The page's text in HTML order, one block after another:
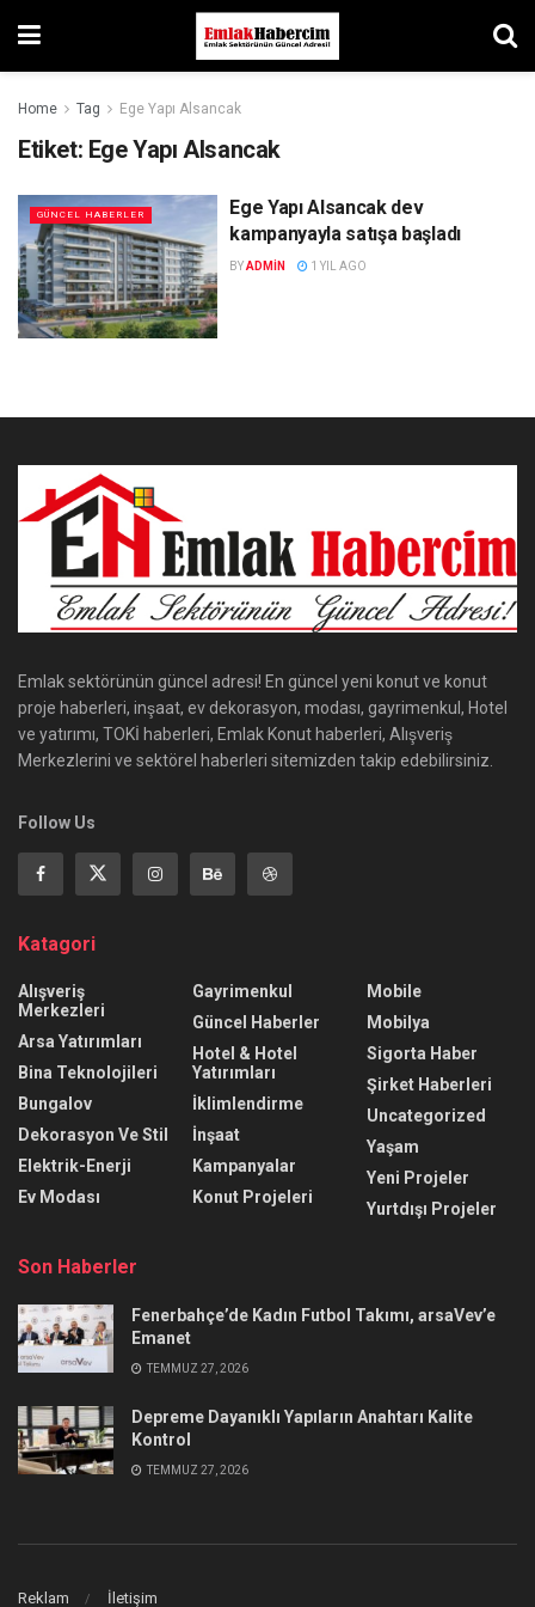
Home Tag Ege Yapı Alsancak
Etiket: Ege Yapı Alsancak
GÜNCEL HABERLER
Ege Yapı Alsancak dev
kampanyayla satışa başladı
BYADMIN 1 YIL AGO
Emlak sektörünün güncel adresi! En güncel yeni konut ve konut
proje haberleri, inşaat, ev dekorasyon, modası, gayrimenkul, Hotel
ve yatırımı, TOKİ haberleri, Emlak Konut haberleri, Alışveriş
Merkezlerini ve sektörel haberleri sitemizden takip edebilirsiniz.
Follow Us
Katagori
Alışveriş
Merkezleri
Arsa Yatırımları
Bina Teknolojileri
Bungalov
Dekorasyon Ve Stil
Elektrik-Enerji
Ev Modası
Gayrimenkul
Güncel Haberler
Hotel & Hotel
Yatırımları
İklimlendirme
İnşaat
Kampanyalar
Konut Projeleri
Mobile
Mobilya
Sigorta Haber
Şirket Haberleri
Uncategorized
Yaşam
Yeni Projeler
Yurtdışı Projeler
Son Haberler
Fenerbahçe’de Kadın Futbol Takımı, arsaVev’e
Emanet
TEMMUZ 27, 2026
Depreme Dayanıklı Yapıların Anahtarı Kalite
Kontrol
TEMMUZ 27, 2026
Reklam İletişim